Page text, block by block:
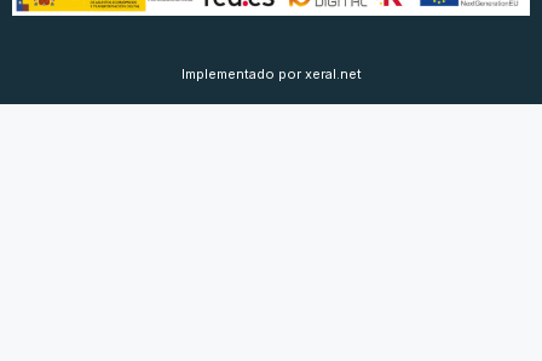
Implementado por xeral.net